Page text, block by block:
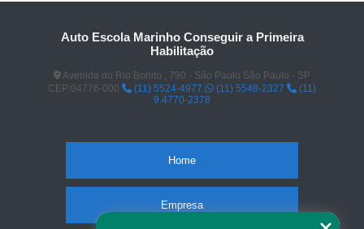
Auto Escola Marinho Conseguir a Primeira
Habilitação
Avenida do Rio Bonito , 790 - São Paulo São Paulo - SP
CEP:04776-000
(11) 5524-4977 (11) 5548-2327
(11)
9.4770-2378
Home
Empresa